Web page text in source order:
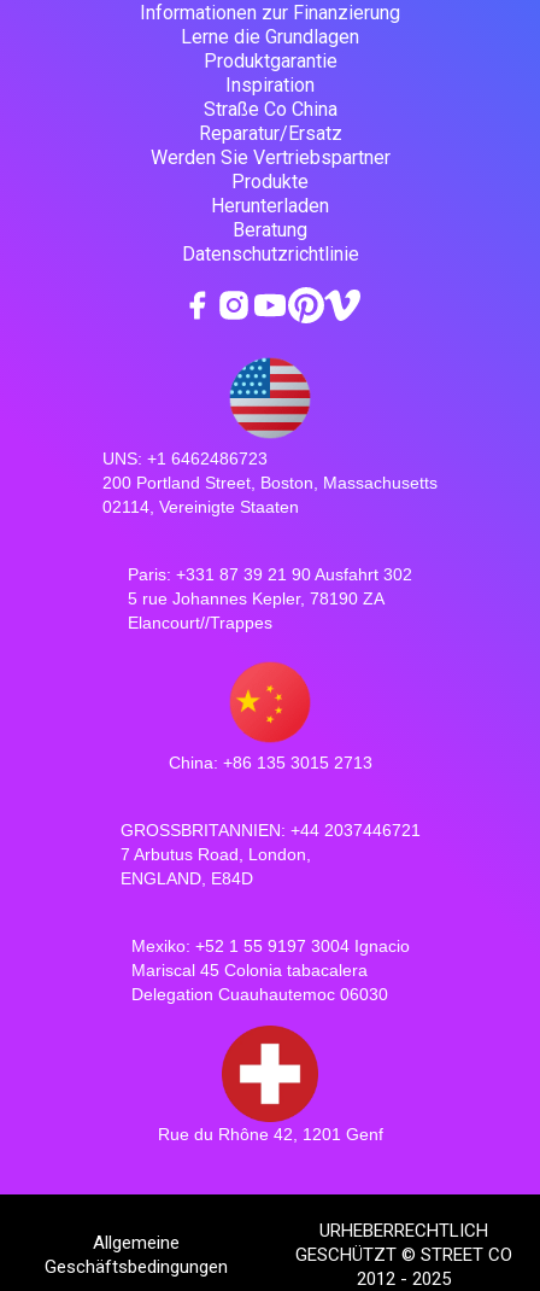
Informationen zur Finanzierung
Lerne die Grundlagen
Produktgarantie
Inspiration
Straße Co China
Reparatur/Ersatz
Werden Sie Vertriebspartner
Produkte
Herunterladen
Beratung
Datenschutzrichtlinie
UNS: +1 6462486723
200 Portland Street, Boston, Massachusetts
02114, Vereinigte Staaten
Paris: +331 87 39 21 90 Ausfahrt 302
5 rue Johannes Kepler, 78190 ZA
Elancourt//Trappes
China: +86 135 3015 2713
GROSSBRITANNIEN: +44 2037446721
7 Arbutus Road, London,
ENGLAND, E84D
Mexiko: +52 1 55 9197 3004 Ignacio
Mariscal 45 Colonia tabacalera
Delegation Cuauhautemoc 06030
Rue du Rhône 42, 1201 Genf
Allgemeine
Geschäftsbedingungen
URHEBERRECHTLICH
GESCHÜTZT © STREET CO
2012 - 2025